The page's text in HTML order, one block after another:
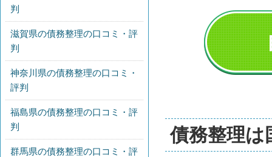
債務整理は
判
滋賀県の債務整理の口コミ・評
判
神奈川県の債務整理の口コミ・
評判
福島県の債務整理の口コミ・評
判
群馬県の債務整理の口コミ・評